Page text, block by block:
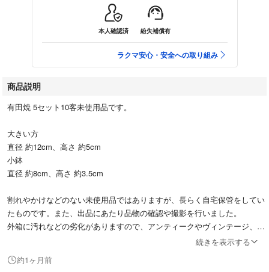
本人確認済 紛失補償有
ラクマ安心・安全への取り組み
商品説明
有田焼 5セット10客未使用品です。
大きい方
直径 約12cm、高さ 約5cm
小鉢
直径 約8cm、高さ 約3.5cm
割れやかけなどのない未使用品ではありますが、長らく自宅保管をしてい
たものです。また、出品にあたり品物の確認や撮影を行いました。
外箱に汚れなどの劣化がありますので、アンティークやヴィンテージ、中
未使用品
続きを表示する
約1ヶ月前